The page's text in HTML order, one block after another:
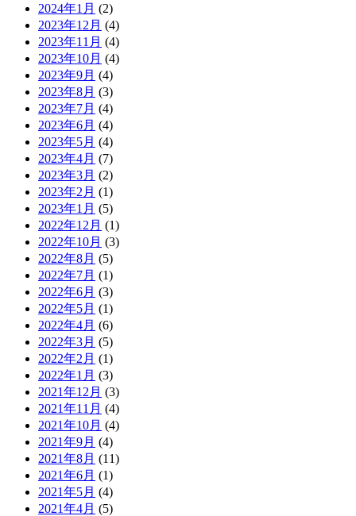
2024年1月 (2)
2023年12月 (4)
2023年11月 (4)
2023年10月 (4)
2023年9月 (4)
2023年8月 (3)
2023年7月 (4)
2023年6月 (4)
2023年5月 (4)
2023年4月 (7)
2023年3月 (2)
2023年2月 (1)
2023年1月 (5)
2022年12月 (1)
2022年10月 (3)
2022年8月 (5)
2022年7月 (1)
2022年6月 (3)
2022年5月 (1)
2022年4月 (6)
2022年3月 (5)
2022年2月 (1)
2022年1月 (3)
2021年12月 (3)
2021年11月 (4)
2021年10月 (4)
2021年9月 (4)
2021年8月 (11)
2021年6月 (1)
2021年5月 (4)
2021年4月 (5)